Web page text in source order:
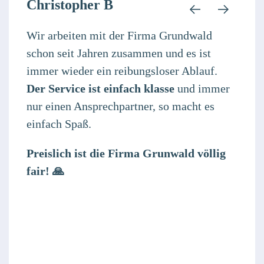
Christopher B
Wir arbeiten mit der Firma Grundwald
schon seit Jahren zusammen und es ist
immer wieder ein reibungsloser Ablauf.
Der Service ist einfach klasse und immer
nur einen Ansprechpartner, so macht es
einfach Spaß.
Preislich ist die Firma Grunwald völlig
fair! 🙏